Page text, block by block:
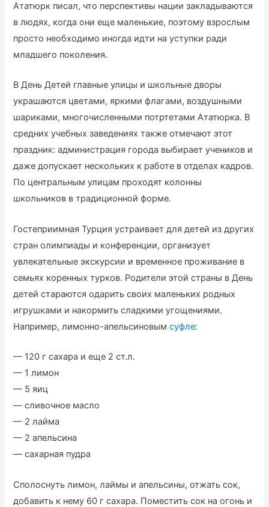
Ататюрк писал, что перспективы нации закладываются
в людях, когда они еще маленькие, поэтому взрослым
просто необходимо иногда идти на уступки ради
младшего поколения.
В День Детей главные улицы и школьные дворы
украшаются цветами, яркими флагами, воздушными
шариками, многочисленными потртетами Ататюрка. В
средних учебных заведениях также отмечают этот
праздник: администрация города выбирает учеников и
даже допускает нескольких к работе в отделах кадров.
По центральным улицам проходят колонны
школьников в традиционной форме.
Гостеприимная Турция устраивает для детей из других
стран олимпиады и конференции, организует
увлекательные экскурсии и временное проживание в
семьях коренных турков. Родители этой страны в День
детей стараются одарить своих маленьких родных
игрушками и накормить сладкими угощениями.
Например, лимонно-апельсиновымсуфле:
— 120 г сахара и еще 2 ст.л.
— 1 лимон
— 5 яиц
— сливочное масло
— 2 лайма
— 2 апельсина
— сахарная пудра
Сполоснуть лимон, лаймы и апельсины, отжать сок,
добавить к нему 60 г сахара. Поместить сок на огонь и